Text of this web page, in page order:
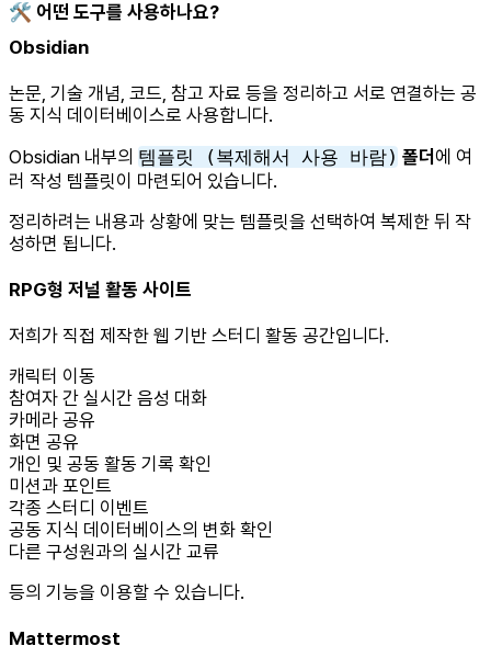
🛠 어떤 도구를 사용하나요?
Obsidian
논문, 기술 개념, 코드, 참고 자료 등을 정리하고 서로 연결하는 공
동 지식 데이터베이스로 사용합니다.
Obsidian 내부의 템플릿 (복제해서 사용 바람) 폴더 에 여
러 작성 템플릿이 마련되어 있습니다.
정리하려는 내용과 상황에 맞는 템플릿을 선택하여 복제한 뒤 작
성하면 됩니다.
RPG형 저널 활동 사이트
저희가 직접 제작한 웹 기반 스터디 활동 공간입니다.
캐릭터 이동
참여자 간 실시간 음성 대화
카메라 공유
화면 공유
개인 및 공동 활동 기록 확인
미션과 포인트
각종 스터디 이벤트
공동 지식 데이터베이스의 변화 확인
다른 구성원과의 실시간 교류
등의 기능을 이용할 수 있습니다.
Mattermost